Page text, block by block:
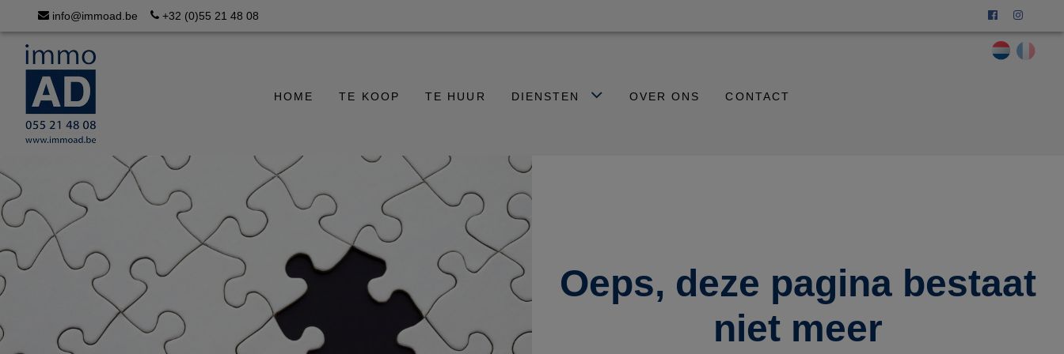
info@immoad.be +32 (0)55 21 48 08
HOME TE KOOP TE HUUR DIENSTEN OVER ONS CONTACT
Oeps, deze pagina bestaat
niet meer